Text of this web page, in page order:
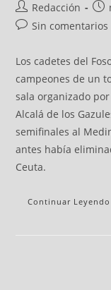
Redacción
Sin comentarios
Los cadetes del
campeones de un
sala organizado
Alcalá de los
semifinales al
antes había
Ceuta.
Continuar Leyendo